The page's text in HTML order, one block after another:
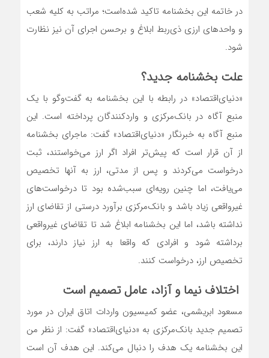
در خاتمه این بخشنامه تاکید شده‌است؛ مراتب به کلیه شعب
و واحدهای ارزی ذی‌ربط ابلاغ و برحسن اجرای آن نیز نظارت
شود. ‌‌‌‌‌‌‌‌‌‌‌‌‌‌
علت بخشنامه جدید؟
«دنیای‌اقتصاد» در رابطه با این بخشنامه به گفت‌‌‌‌‌‌وگو با یک
منبع آگاه در بانک‌مرکزی و واردکنندگان پرداخته است. این
منبع آگاه به خبرنگار «دنیای‌اقتصاد» گفت: ماجرای بخشنامه
از آن قرار است که پیش‌تر افراد اگر ارز می‌‌‌‌‌‌خواستند، ثبت
درخواست می‌کردند و پس از مدتی، ارز به آنها تخصیص
می‌‌‌‌‌‌یافت، اما چنین رویه‌‌‌‌‌‌ای سبب‌شده بود تا درخواست‌های
غیرواقعی زیاد باشد و بانک‌مرکزی برآورد درستی از تقاضای ارز
نداشته باشد، اما این بخشنامه ابلاغ شد تا تقاضای غیرواقعی
برداشته شود و افرادی که واقعا به ارز نیاز دارند، برای
تخصیص ارز، درخواست کنند.
اختلاف نیما و آزاد، عامل تصمیم است
مسعود ابریشمی، عضو کمیسیون واردات اتاق ایران در مورد
تصمیم جدید بانک‌مرکزی به «دنیای‌اقتصاد» گفت: از نظر من
این بخشنامه یک هدف را دنبال می‌کند. این هدف آن است